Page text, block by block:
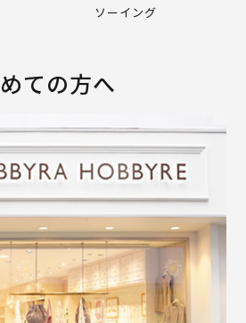
ソーイング
ての方へ